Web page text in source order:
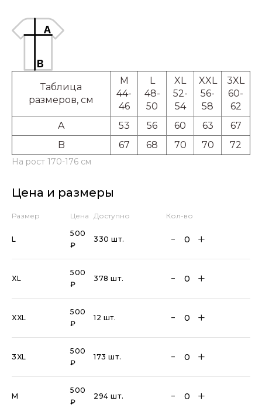
Таблица
размеров, см
M
44-
46
L
48-
50
XL
52-
54
XXL
56-
58
3XL
60-
62
A
53 56 60 63
67
B
67 68 70 70 72
На рост 170-176 см
Цена и размеры
Размер Цена Доступно Кол-во
L
500
₽
330 шт.
XL
500
₽
378 шт.
XXL
500
₽
12 шт.
3XL
500
₽
173 шт.
M
500
₽
294 шт.